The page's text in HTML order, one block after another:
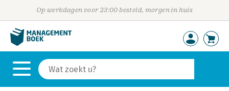
Op werkdagen voor 23:00 besteld, morgen in huis